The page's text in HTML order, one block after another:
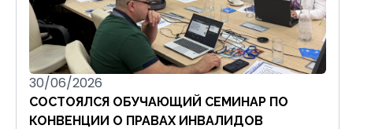
30/06/2026
СОСТОЯЛСЯ ОБУЧАЮЩИЙ СЕМИНАР ПО
КОНВЕНЦИИ О ПРАВАХ ИНВАЛИДОВ